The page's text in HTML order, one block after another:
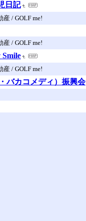
日記
/ GOLF me!
/ GOLF me!
Smile
/ GOLF me!
バカコメディ）振興会